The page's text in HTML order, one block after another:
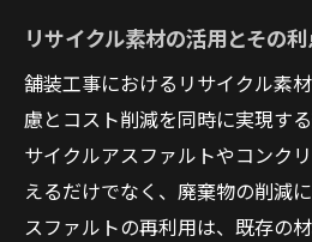
リサイクル素材の活用とその
舗装工事におけるリサイクル素
慮とコスト削減を同時に実現す
サイクルアスファルトやコンク
えるだけでなく、廃棄物の削減
スファルトの再利用は、既存の